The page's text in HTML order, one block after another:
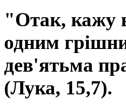
"Отак, кажу
одним
дев'ятьма
(Лука, 15,7).